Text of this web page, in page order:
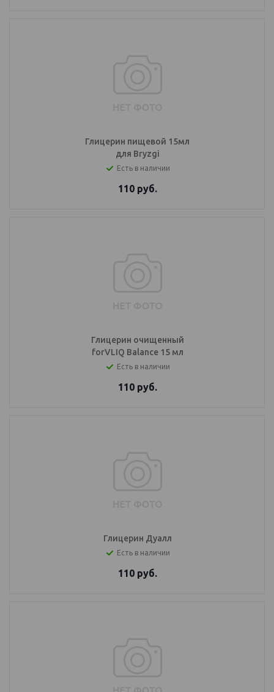
Глицерин пищевой 15мл
для Bryzgi
Есть в наличии
110руб.
Глицерин очищенный
forVLIQ Balance 15 мл
Есть в наличии
110руб.
Глицерин Дуалл
Есть в наличии
110руб.